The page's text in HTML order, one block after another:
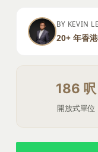
BY KEVIN
20+ 年香
186 呎
開放式單位